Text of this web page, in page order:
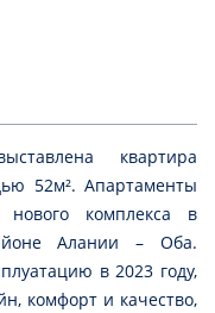
квартира
52м². Апартаменты
комплекса в
Алании – Оба.
в 2023 году,
комфорт и качество,